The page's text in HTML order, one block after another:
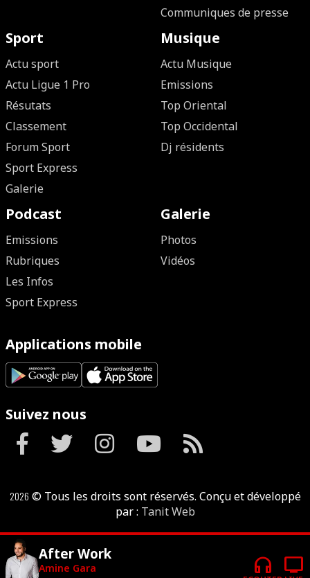
Communiques de presse
Sport
Actu sport
Actu Ligue 1 Pro
Résutats
Classement
Forum Sport
Sport Express
Galerie
Musique
Actu Musique
Emissions
Top Oriental
Top Occidental
Dj résidents
Podcast
Emissions
Rubriques
Les Infos
Sport Express
Galerie
Photos
Vidéos
Applications mobile
Suivez nous
2026 © Tous les droits sont réservés. Conçu et développé
par : Tanit Web
After Work
Amine Gara headphones tv